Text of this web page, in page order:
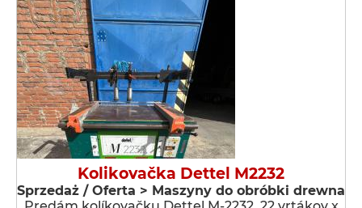
Kolikovačka Dettel M2232
Sprzedaż / Oferta > Maszyny do obróbki drewna